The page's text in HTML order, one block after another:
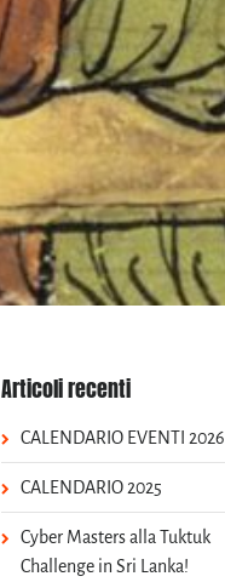
Articoli recenti
CALENDARIO EVENTI 2026
CALENDARIO 2025
Cyber Masters alla Tuktuk
Challenge in Sri Lanka!